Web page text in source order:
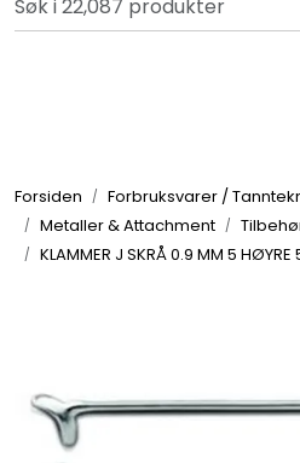
Skip to main contentRetur og
Forsiden Forbruksvarer /
Metaller & Attachment
KLAMMER J SKRÅ 0.9 MM 5 HØYRE
Småutstyr
Service